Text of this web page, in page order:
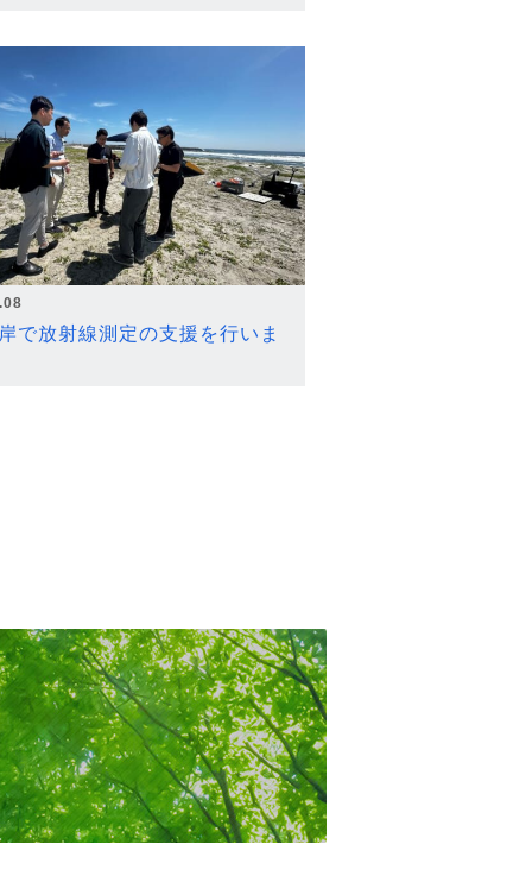
で放射線測定の支援を行いま